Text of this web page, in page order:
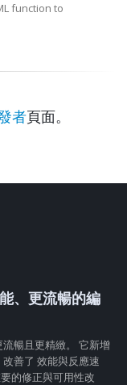
function to
者頁面。
、更流暢的編
暢且更精緻。 它新增
善了 效能與反應速
的修正與可用性改